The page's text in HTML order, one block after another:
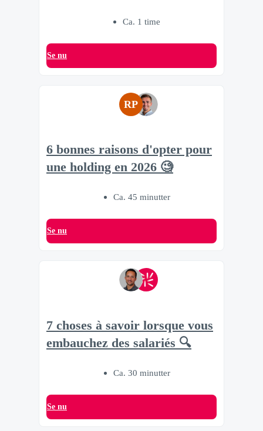
Ca. 1 time
Se nu
RP
6 bonnes raisons d'opter pour
une holding en 2026 🧐
Ca. 45 minutter
Se nu
7 choses à savoir lorsque vous
embauchez des salariés 🔍
Ca. 30 minutter
Se nu